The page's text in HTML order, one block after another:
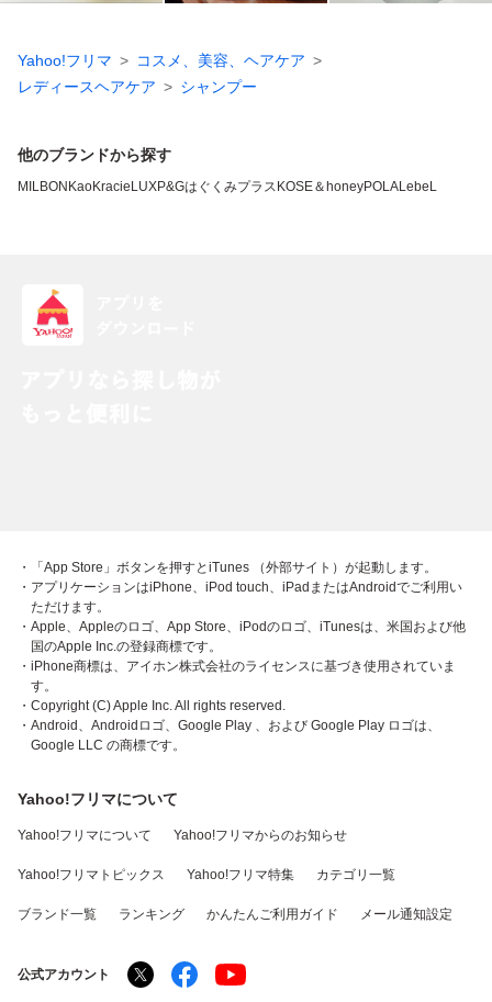
Yahoo!フリマ
コスメ、美容、ヘアケア
レディースヘアケア
シャンプー
他のブランドから探す
MILBON KaoKracie LUXP&Gはぐくみプラス KOSE＆honeyPOLALebeL
・「App Store」ボタンを押すとiTunes （外部サイト）が起動します。
・アプリケーションはiPhone、iPod touch、iPadまたはAndroidでご利用い
ただけます。
・Apple、Appleのロゴ、App Store、iPodのロゴ、iTunesは、米国および他
国のApple Inc.の登録商標です。
・iPhone商標は、アイホン株式会社のライセンスに基づき使用されていま
す。
・Copyright (C) Apple Inc. All rights reserved.
・Android、Androidロゴ、Google Play 、および Google Play ロゴは、
Google LLC の商標です。
Yahoo!フリマについて
Yahoo!フリマについて Yahoo!フリマからのお知らせ
Yahoo!フリマトピックス Yahoo!フリマ特集 カテゴリ一覧
ブランド一覧 ランキング かんたんご利用ガイド メール通知設定
公式アカウント